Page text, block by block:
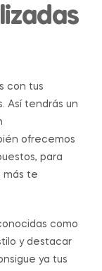
con tus
Así tendrás un
ofrecemos
para
más te
como
y destacar
ya tus